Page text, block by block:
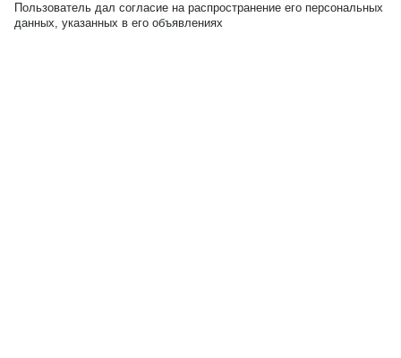
Пользователь дал согласие на распространение его персональных
данных, указанных в его объявлениях